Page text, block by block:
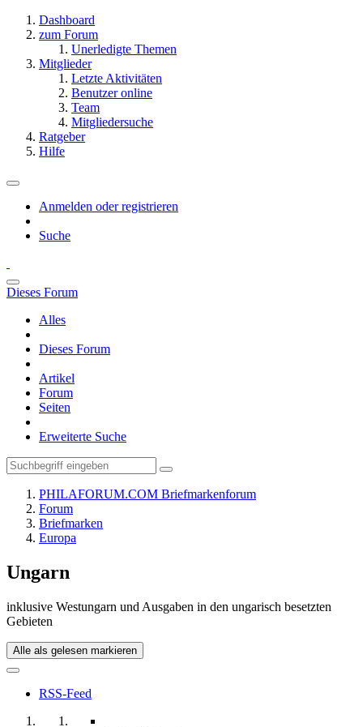
Dashboard
zum Forum
Unerledigte Themen
Mitglieder
Letzte Aktivitäten
Benutzer online
Team
Mitgliedersuche
Ratgeber
Hilfe
Anmelden oder registrieren
Suche
Dieses Forum
Alles
Dieses Forum
Artikel
Forum
Seiten
Erweiterte Suche
PHILAFORUM.COM Briefmarkenforum
Forum
Briefmarken
Europa
Ungarn
inklusive Westungarn und Ausgaben in den ungarisch besetzten
Gebieten
Alle als gelesen markieren
RSS-Feed